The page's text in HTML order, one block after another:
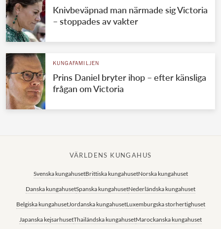
Knivbeväpnad man närmade sig Victoria
– stoppades av vakter
KUNGAFAMILJEN
Prins Daniel bryter ihop – efter känsliga
frågan om Victoria
VÄRLDENS KUNGAHUS
Svenska kungahusetBrittiska kungahusetNorska kungahuset
Danska kungahusetSpanska kungahusetNederländska kungahuset
Belgiska kungahusetJordanska kungahusetLuxemburgska storhertighuset
Japanska kejsarhusetThailändska kungahusetMarockanska kungahuset